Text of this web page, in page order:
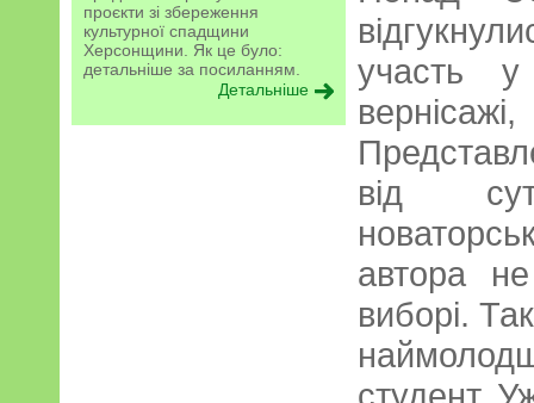
проєкти зі збереження
культурної спадщини
Херсонщини. Як це було:
детальніше за посиланням.
Детальніше
участь
від
автора
виборі.